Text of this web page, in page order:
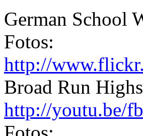
German School
Fotos:
http://
Broad Run
http://youtu.be/